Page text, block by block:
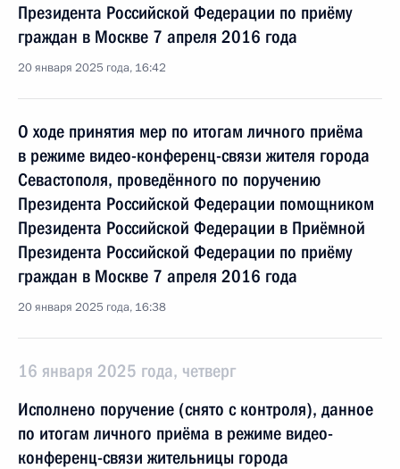
Президента Российской Федерации по приёму
граждан в Москве 7 апреля 2016 года
20 января 2025 года, 16:42
О ходе принятия мер по итогам личного приёма
в режиме видео-конференц-связи жителя города
Севастополя, проведённого по поручению
Президента Российской Федерации помощником
Президента Российской Федерации в Приёмной
Президента Российской Федерации по приёму
граждан в Москве 7 апреля 2016 года
20 января 2025 года, 16:38
16 января 2025 года, четверг
Исполнено поручение (снято с контроля), данное
по итогам личного приёма в режиме видео-
конференц-связи жительницы города